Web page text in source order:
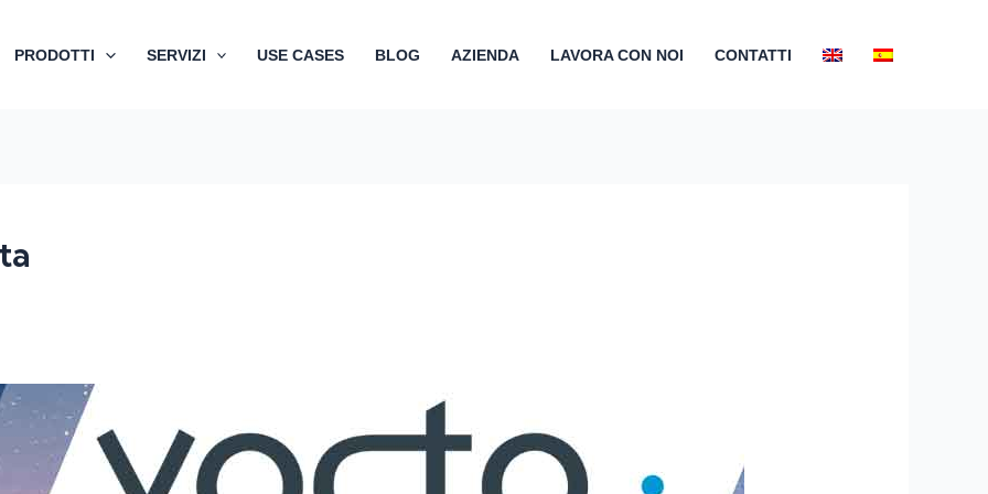
PRODOTTI SERVIZI USE CASES BLOG AZIENDA LAVORA CON NOI CONTATTI